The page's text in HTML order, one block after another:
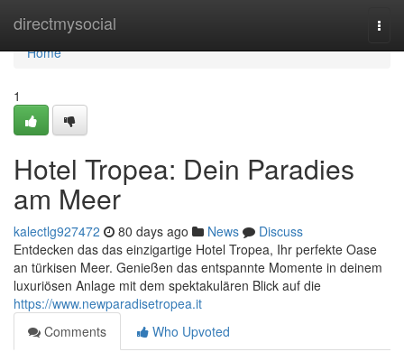
directmysocial
Home
Home
1
Hotel Tropea: Dein Paradies
am Meer
kalectlg927472 80 days ago News
Discuss
Entdecken das das einzigartige Hotel Tropea, Ihr perfekte Oase
an türkisen Meer. Genießen das entspannte Momente in deinem
luxuriösen Anlage mit dem spektakulären Blick auf die
https://www.newparadisetropea.it
Comments
Who Upvoted